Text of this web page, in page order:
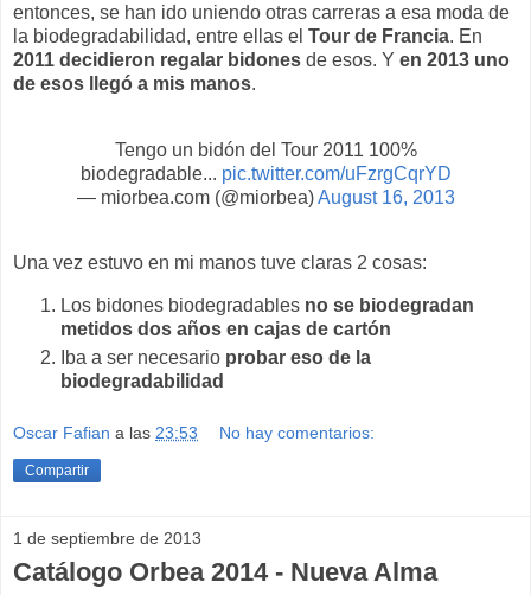
entonces, se han ido uniendo otras carreras a esa moda de
la biodegradabilidad, entre ellas el Tour de Francia. En
2011 decidieron regalar bidones de esos. Y en 2013 uno
de esos llegó a mis manos.
Tengo un bidón del Tour 2011 100%
biodegradable... pic.twitter.com/uFzrgCqrYD
— miorbea.com (@miorbea)August 16, 2013
Una vez estuvo en mi manos tuve claras 2 cosas:
Los bidones biodegradables no se biodegradan
metidos dos años en cajas de cartón
Iba a ser necesario probar eso de la
biodegradabilidad
Oscar Fafian a las 23:53 No hay comentarios:
Compartir
1 de septiembre de 2013
Catálogo Orbea 2014 - Nueva Alma